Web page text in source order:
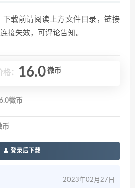
下载前请阅读上方文件目录，链接
接失效，可评论告知。
格： 16.0 微币
微币
币
登录后下载
2023年02月27日